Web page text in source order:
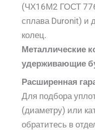
(ЧХ16М2 ГОСТ
сплава Duronit) и
колец.
Металлические
удерживающие
Расширенная
Для подбора
(диаметру) или
обратитесь в